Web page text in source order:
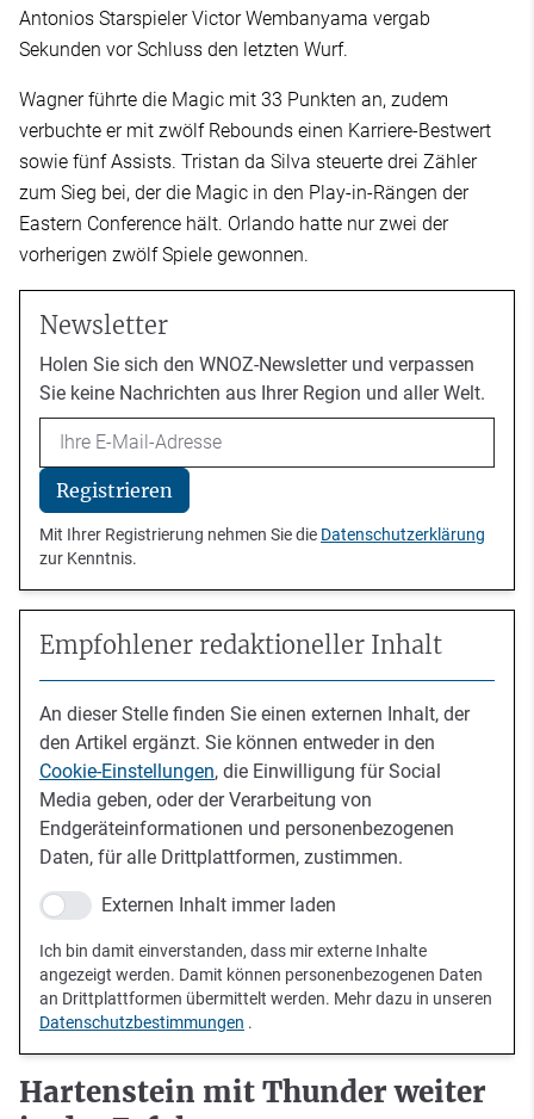
Antonios Starspieler Victor Wembanyama vergab
Sekunden vor Schluss den letzten Wurf.
Wagner führte die Magic mit 33 Punkten an, zudem
verbuchte er mit zwölf Rebounds einen Karriere-Bestwert
sowie fünf Assists. Tristan da Silva steuerte drei Zähler
zum Sieg bei, der die Magic in den Play-in-Rängen der
Eastern Conference hält. Orlando hatte nur zwei der
vorherigen zwölf Spiele gewonnen.
Newsletter
Holen Sie sich den WNOZ-Newsletter und verpassen
Sie keine Nachrichten aus Ihrer Region und aller Welt.
Email
Registrieren
Mit Ihrer Registrierung nehmen Sie die Datenschutzerklärung
zur Kenntnis.
Empfohlener redaktioneller Inhalt
An dieser Stelle finden Sie einen externen Inhalt, der
den Artikel ergänzt. Sie können entweder in den
Cookie-Einstellungen, die Einwilligung für Social
Media geben, oder der Verarbeitung von
Endgeräteinformationen und personenbezogenen
Daten, für alle Drittplattformen, zustimmen.
Externen Inhalt immer laden
Ich bin damit einverstanden, dass mir externe Inhalte
angezeigt werden. Damit können personenbezogenen Daten
an Drittplattformen übermittelt werden. Mehr dazu in unseren
Datenschutzbestimmungen .
Hartenstein mit Thunder weiter